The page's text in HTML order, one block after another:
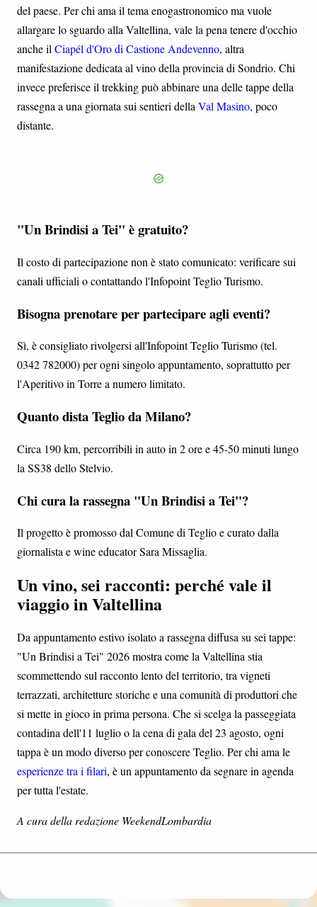
del paese. Per chi ama il tema enogastronomico ma vuole
allargare lo sguardo alla Valtellina, vale la pena tenere d'occhio
anche ilCiapél d'Oro di Castione Andevenno, altra
manifestazione dedicata al vino della provincia di Sondrio. Chi
invece preferisce il trekking può abbinare una delle tappe della
rassegna a una giornata sui sentieri dellaVal Masino, poco
distante.
"Un Brindisi a Tei" è gratuito?
Il costo di partecipazione non è stato comunicato: verificare sui
canali ufficiali o contattando l'Infopoint Teglio Turismo.
Bisogna prenotare per partecipare agli eventi?
Sì, è consigliato rivolgersi all'Infopoint Teglio Turismo (tel.
0342 782000) per ogni singolo appuntamento, soprattutto per
l'Aperitivo in Torre a numero limitato.
Quanto dista Teglio da Milano?
Circa 190 km, percorribili in auto in 2 ore e 45-50 minuti lungo
la SS38 dello Stelvio.
Chi cura la rassegna "Un Brindisi a Tei"?
Il progetto è promosso dal Comune di Teglio e curato dalla
giornalista e wine educator Sara Missaglia.
Un vino, sei racconti: perché vale il
viaggio in Valtellina
Da appuntamento estivo isolato a rassegna diffusa su sei tappe:
"Un Brindisi a Tei" 2026 mostra come la Valtellina stia
scommettendo sul racconto lento del territorio, tra vigneti
terrazzati, architetture storiche e una comunità di produttori che
si mette in gioco in prima persona. Che si scelga la passeggiata
contadina dell'11 luglio o la cena di gala del 23 agosto, ogni
tappa è un modo diverso per conoscere Teglio. Per chi ama le
esperienze tra i filari, è un appuntamento da segnare in agenda
per tutta l'estate.
A cura della redazione WeekendLombardia